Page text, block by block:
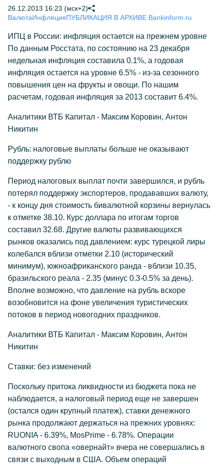
26.12.2013 16:23 (мск+2)
ВалютаИнфляцияПУБЛИКАЦИЯ В АРХИВЕ Bankinform.ru
ИПЦ в России: инфляция остается на прежнем уровне
По данным Росстата, по состоянию на 23 декабря
недельная инфляция составила 0.1%, а годовая
инфляция остается на уровне 6.5% - из-за сезонного
повышения цен на фрукты и овощи. По нашим
расчетам, годовая инфляция за 2013 составит 6.4%.
Аналитики ВТБ Капитал - Максим Коровин, Антон
Никитин
Рубль: налоговые выплаты больше не оказывают
поддержку рублю
Период налоговых выплат почти завершился, и рубль
потерял поддержку экспортеров, продававших валюту,
- к концу дня стоимость бивалютной корзины вернулась
к отметке 38.10. Курс доллара по итогам торгов
составил 32.68. Другие валюты развивающихся
рынков оказались под давлением: курс турецкой лиры
колебался вблизи отметки 2.10 (исторический
минимум), южноафриканского ранда - вблизи 10.35,
бразильского реала - 2.35 (минус 0.3-0.5% за день).
Вполне возможно, что давление на рубль вскоре
возобновится на фоне увеличения туристических
потоков в период новогодних праздников.
Аналитики ВТБ Капитал - Максим Коровин, Антон
Никитин
Ставки: без изменений
Поскольку притока ликвидности из бюджета пока не
наблюдается, а налоговый период еще не завершен
(остался один крупный платеж), ставки денежного
рынка продолжают держаться на прежних уровнях:
RUONIA - 6.39%, MosPrime - 6.78%. Операции
валютного свопа «овернайт» вчера не совершались в
связи с выходным в США. Объем операций